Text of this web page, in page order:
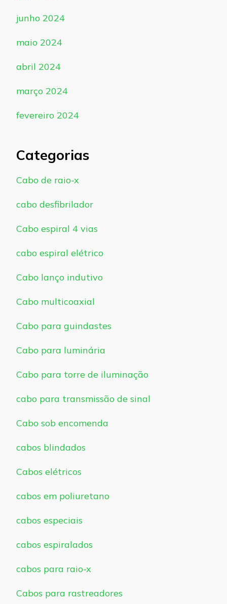
junho 2024
maio 2024
abril 2024
março 2024
fevereiro 2024
Categorias
Cabo de raio-x
cabo desfibrilador
Cabo espiral 4 vias
cabo espiral elétrico
Cabo lanço indutivo
Cabo multicoaxial
Cabo para guindastes
Cabo para luminária
Cabo para torre de iluminação
cabo para transmissão de sinal
Cabo sob encomenda
cabos blindados
Cabos elétricos
cabos em poliuretano
cabos especiais
cabos espiralados
cabos para raio-x
Cabos para rastreadores